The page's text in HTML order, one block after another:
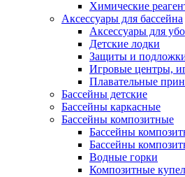
Химические
Аксессуары для бассейна
Аксессуары для
Детские лодки
Защиты и
Игровые центры,
Плавательные
Бассейны детские
Бассейны каркасные
Бассейны композитные
Бассейны
Бассейны
Водные горки
Композитные